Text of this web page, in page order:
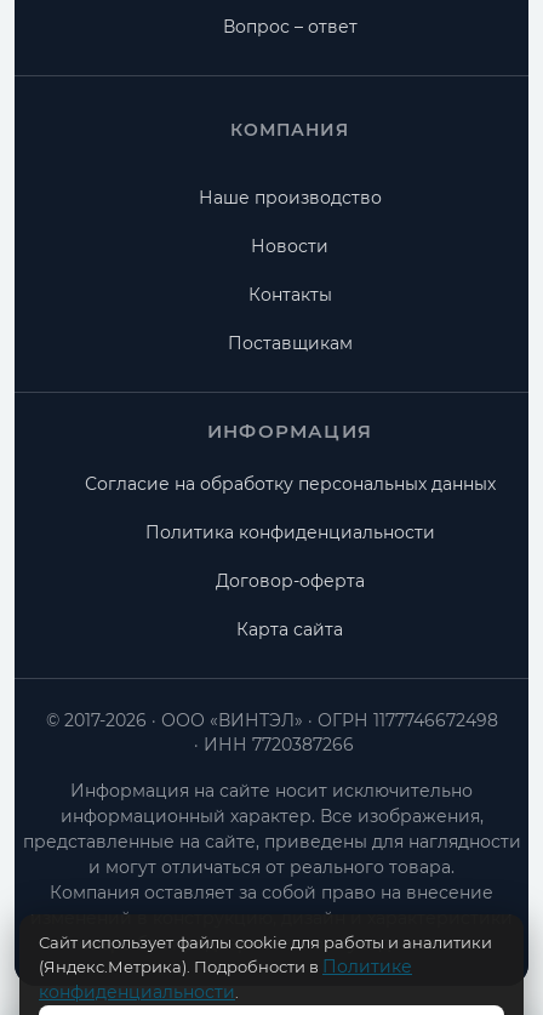
Вопрос – ответ
КОМПАНИЯ
Наше производство
Новости
Контакты
Поставщикам
ИНФОРМАЦИЯ
Согласие на обработку персональных данных
Политика конфиденциальности
Договор-оферта
Карта сайта
ООО «ВИНТЭЛ»
ОГРН 1177746672498
ИНН 7720387266
© 2017-2026
Информация на сайте носит исключительно
информационный характер. Все изображения,
представленные на сайте, приведены для наглядности
и могут отличаться от реального товара.
Компания оставляет за собой право на внесение
изменений в конструкцию, дизайн и характеристики
товара без предварительного уведомления.
Сайт использует файлы cookie для работы и аналитики
(Яндекс.Метрика). Подробности в Политике
конфиденциальности